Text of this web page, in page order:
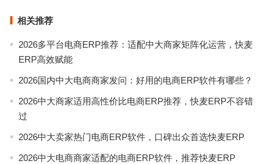
相关推荐
2026多平台电商ERP推荐：适配中大商家矩阵化运营，快麦
ERP高效赋能
2026国内中大电商商家发问：好用的电商ERP软件有哪些？
2026中大商家适用高性价比电商ERP推荐，快麦ERP不容错
过
2026中大卖家热门电商ERP软件，口碑出众首选快麦ERP
2026中大电商商家适配的电商ERP软件，推荐快麦ERP